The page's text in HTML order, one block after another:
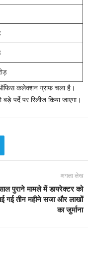
कलेक्शन ग्राफ चला है।
पर्दे पर रिलीज किया जाएगा।
अगला लेख
पुराने मामले में डायरेक्टर को
गई तीन महीने सजा और लाखों
का जुर्माना